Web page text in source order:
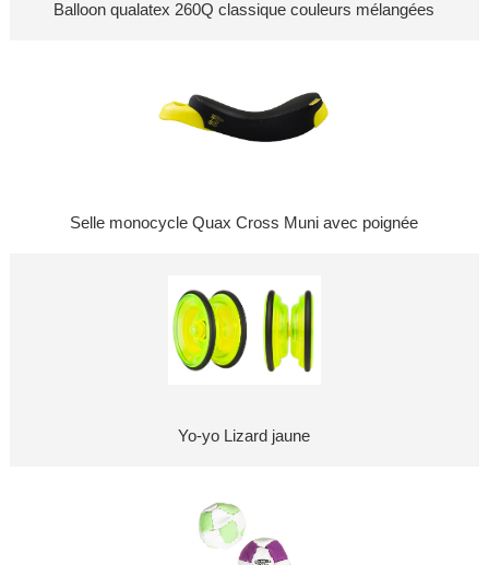
Balloon qualatex 260Q classique couleurs mélangées
Selle monocycle Quax Cross Muni avec poignée
Yo-yo Lizard jaune